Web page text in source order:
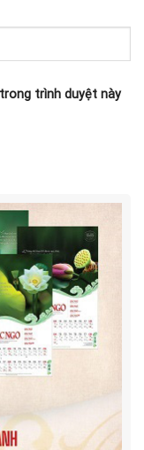
trình duyệt này